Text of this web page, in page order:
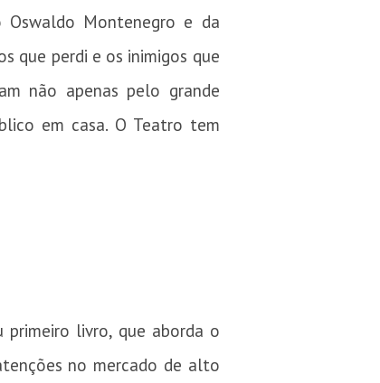
Montenegro e da
que perdi e os inimigos que
não apenas pelo grande
em casa. O Teatro tem
primeiro livro, que aborda o
no mercado de alto